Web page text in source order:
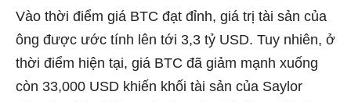
Vào thời điểm giá BTC đạt đỉnh, giá trị tài sản của
ông được ước tính lên tới 3,3 tỷ USD. Tuy nhiên, ở
thời điểm hiện tại, giá BTC đã giảm mạnh xuống
còn 33,000 USD khiến khối tài sản của Saylor